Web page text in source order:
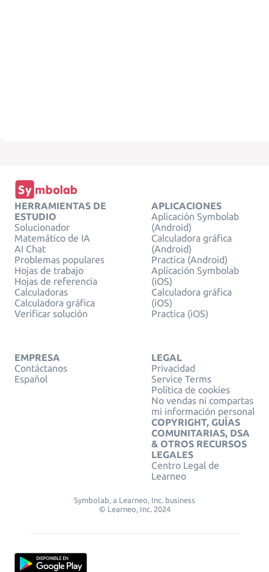
HERRAMIENTAS DE
ESTUDIO
Solucionador
Matemático de IA
AI Chat
Problemas populares
Hojas de trabajo
Hojas de referencia
Calculadoras
Calculadora gráfica
Verificar solución
APLICACIONES
Aplicación Symbolab
(Android)
Calculadora gráfica
(Android)
Practica (Android)
Aplicación Symbolab
(iOS)
Calculadora gráfica
(iOS)
Practica (iOS)
EMPRESA
Contáctanos
Español
LEGAL
Privacidad
Service Terms
Política de cookies
No vendas ni compartas
mi información personal
COPYRIGHT, GUÍAS
COMUNITARIAS, DSA
& OTROS RECURSOS
LEGALES
Centro Legal de
Learneo
Symbolab, a Learneo, Inc. business
© Learneo, Inc. 2024